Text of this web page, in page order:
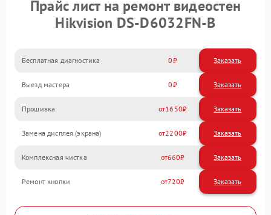
Прайс лист на ремонт видеостен
Hikvision DS‑D6032FN‑B
Бесплатная диагностика 0 Заказать
Выезд мастера 0 Заказать
Прошивка 1650
Замена дисплея (экрана) 2200
Комплексная чистка 660
Ремонт кнопки 720